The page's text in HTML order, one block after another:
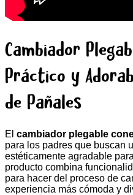
Cambiador
Práctico y
de Pañales
El cambiador plegable
para los padres que buscan
estéticamente agradable
producto combina
para hacer del proceso de
experiencia más cómoda y